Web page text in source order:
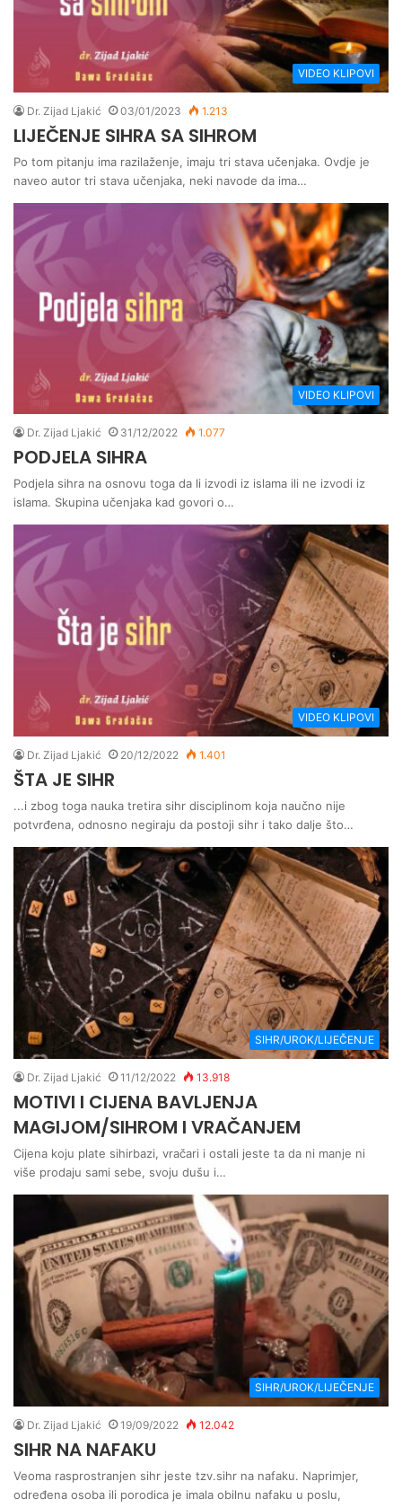
VIDEO KLIPOVI
Dr. Zijad Ljakić 03/01/2023 1.213
LIJEČENJE SIHRA SA SIHROM
Po tom pitanju ima razilaženje, imaju tri stava učenjaka. Ovdje je
naveo autor tri stava učenjaka, neki navode da ima…
VIDEO KLIPOVI
Dr. Zijad Ljakić 31/12/2022 1.077
PODJELA SIHRA
Podjela sihra na osnovu toga da li izvodi iz islama ili ne izvodi iz
islama. Skupina učenjaka kad govori o…
VIDEO KLIPOVI
Dr. Zijad Ljakić 20/12/2022 1.401
ŠTA JE SIHR
...i zbog toga nauka tretira sihr disciplinom koja naučno nije
potvrđena, odnosno negiraju da postoji sihr i tako dalje što…
SIHR/UROK/LIJEČENJE
Dr. Zijad Ljakić 11/12/2022 13.918
MOTIVI I CIJENA BAVLJENJA
MAGIJOM/SIHROM I VRAČANJEM
Cijena koju plate sihirbazi, vračari i ostali jeste ta da ni manje ni
više prodaju sami sebe, svoju dušu i…
SIHR/UROK/LIJEČENJE
Dr. Zijad Ljakić 19/09/2022 12.042
SIHR NA NAFAKU
Veoma rasprostranjen sihr jeste tzv.sihr na nafaku. Naprimjer,
određena osoba ili porodica je imala obilnu nafaku u poslu,